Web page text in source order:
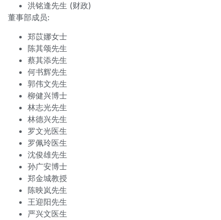
洪铭逢先生 (财政)
董事部成员:
郑苡娜女士
陈其颂先生
蔡其添先生
何书辉先生
郭伟文先生
柳健兴博士
林志光先生
林德兴先生
罗文光医生
罗佩玲医生
沈俊雄先生
孙广安博士
郑金城教授
陈映岚先生
王迎阳先生
严兴文医生